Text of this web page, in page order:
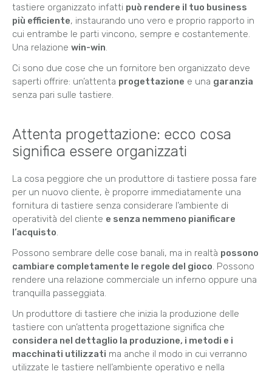
tastiere organizzato infatti può rendere il tuo business
più efficiente, instaurando uno vero e proprio rapporto in
cui entrambe le parti vincono, sempre e costantemente.
Una relazione win-win.
Ci sono due cose che un fornitore ben organizzato deve
saperti offrire: un’attenta progettazione e una garanzia
senza pari sulle tastiere.
Attenta progettazione: ecco cosa
significa essere organizzati
La cosa peggiore che un produttore di tastiere possa fare
per un nuovo cliente, è proporre immediatamente una
fornitura di tastiere senza considerare l’ambiente di
operatività del cliente e senza nemmeno pianificare
l’acquisto.
Possono sembrare delle cose banali, ma in realtà possono
cambiare completamente le regole del gioco. Possono
rendere una relazione commerciale un inferno oppure una
tranquilla passeggiata.
Un produttore di tastiere che inizia la produzione delle
tastiere con un’attenta progettazione significa che
considera nel dettaglio la produzione, i metodi e i
macchinati utilizzati ma anche il modo in cui verranno
utilizzate le tastiere nell’ambiente operativo e nella